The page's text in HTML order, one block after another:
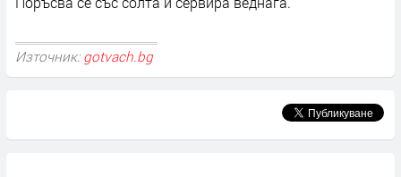
Източник: gotvach.bg